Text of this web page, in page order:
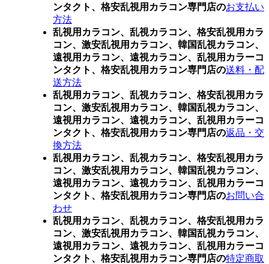
ンタクト、格安乱視用カラコン専門店のお支払い
方法
乱視用カラコン、乱視カラコン、格安乱視用カラ
コン、激安乱視用カラコン、韓国乱視カラコン、
遠視用カラコン、遠視カラコン、乱視用カラーコ
ンタクト、格安乱視用カラコン専門店の送料・配
送方法
乱視用カラコン、乱視カラコン、格安乱視用カラ
コン、激安乱視用カラコン、韓国乱視カラコン、
遠視用カラコン、遠視カラコン、乱視用カラーコ
ンタクト、格安乱視用カラコン専門店の返品・交
換方法
乱視用カラコン、乱視カラコン、格安乱視用カラ
コン、激安乱視用カラコン、韓国乱視カラコン、
遠視用カラコン、遠視カラコン、乱視用カラーコ
ンタクト、格安乱視用カラコン専門店のお問い合
わせ
乱視用カラコン、乱視カラコン、格安乱視用カラ
コン、激安乱視用カラコン、韓国乱視カラコン、
遠視用カラコン、遠視カラコン、乱視用カラーコ
ンタクト、格安乱視用カラコン専門店の特定商取